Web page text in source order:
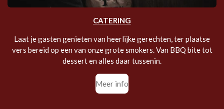
CATERING
Laat je gasten genieten van heerlijke gerechten, ter plaatse
vers bereid op een van onze grote smokers. Van BBQ bite tot
dessert en alles daar tussenin.
Meer info